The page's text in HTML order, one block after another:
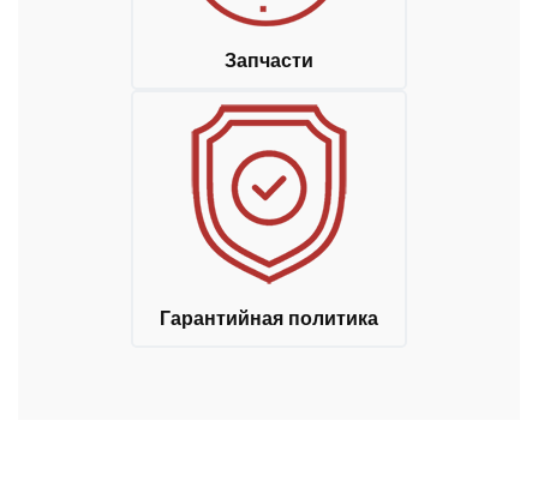
Запчасти
Гарантийная политика